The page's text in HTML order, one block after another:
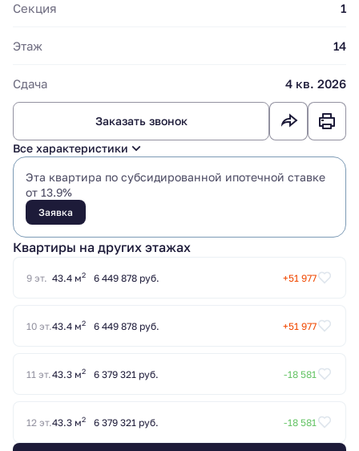
Секция 1
Этаж 14
Сдача 4 кв. 2026
Заказать звонок
Все характеристики
Эта квартира по субсидированной ипотечной ставке
от 13.9%
Заявка
Квартиры на других этажах
9 эт. 43.4 м2 6 449 878 руб. +51 977
10 эт.43.4 м2 6 449 878 руб. +51 977
11 эт. 43.3 м2 6 379 321 руб. -18 581
12 эт.43.3 м2 6 379 321 руб. -18 581